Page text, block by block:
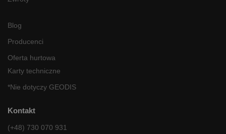
Blog
Producenci
Oferta hurtowa
Karty techniczne
*Nie dotyczy GEODIS
Kontakt
(+48) 730 070 931